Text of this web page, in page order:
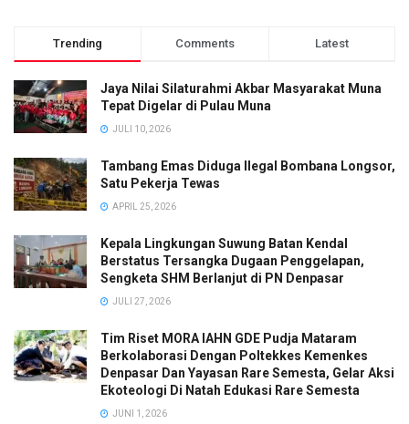
Trending Comments Latest
Jaya Nilai Silaturahmi Akbar Masyarakat Muna
Tepat Digelar di Pulau Muna
JULI 10, 2026
Tambang Emas Diduga Ilegal Bombana Longsor,
Satu Pekerja Tewas
APRIL 25, 2026
Kepala Lingkungan Suwung Batan Kendal
Berstatus Tersangka Dugaan Penggelapan,
Sengketa SHM Berlanjut di PN Denpasar
JULI 27, 2026
Tim Riset MORA IAHN GDE Pudja Mataram
Berkolaborasi Dengan Poltekkes Kemenkes
Denpasar Dan Yayasan Rare Semesta, Gelar Aksi
Ekoteologi Di Natah Edukasi Rare Semesta
JUNI 1, 2026